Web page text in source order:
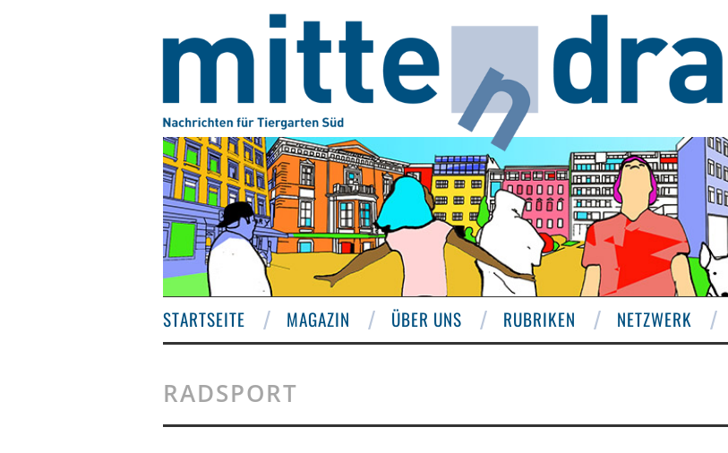
STARTSEITE MAGAZIN ÜBER UNS RUBRIKEN NETZWERK
RADSPORT